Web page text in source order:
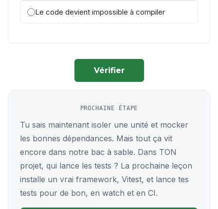
Le code devient impossible à compiler
Vérifier
PROCHAINE ÉTAPE
Tu sais maintenant isoler une unité et mocker
les bonnes dépendances. Mais tout ça vit
encore dans notre bac à sable. Dans TON
projet, qui lance les tests ? La prochaine leçon
installe un vrai framework, Vitest, et lance tes
tests pour de bon, en watch et en CI.